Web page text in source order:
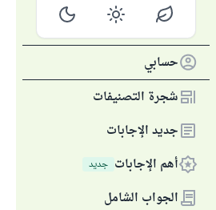
حسابي
شجرة التصنيفات
جديد الإجابات
أهم الإجابات جديد
الجواب الشامل